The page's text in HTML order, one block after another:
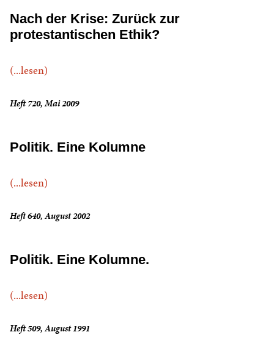
Nach der Krise: Zurück zur
protestantischen Ethik?
(...lesen)
Heft 720, Mai 2009
Politik. Eine Kolumne
(...lesen)
Heft 640, August 2002
Politik. Eine Kolumne.
(...lesen)
Heft 509, August 1991